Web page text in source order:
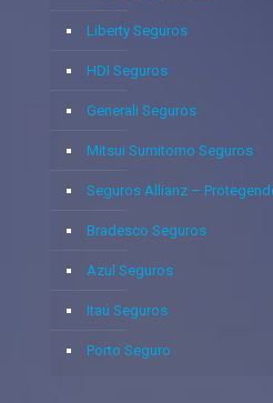
Liberty Seguros
HDI Seguros
Generali Seguros
Mitsui Sumitomo Seguros
Seguros Allianz –
Bradesco Seguros
Azul Seguros
Itaú Seguros
Porto Seguro